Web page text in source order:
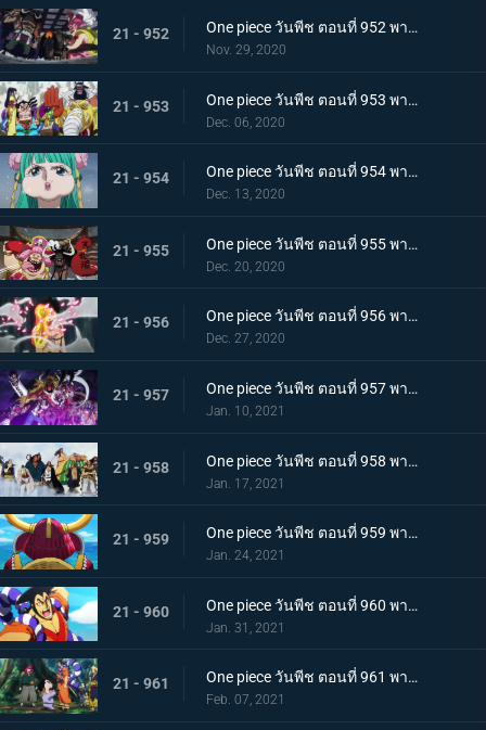
21 - 952 One piece วันพีช ตอนที่ 952 พากย์ไทย การเผชิญหน้าอย่างไม่คาดคิด! ของสี่จักรพรรดิทั้งสองคน
Nov. 29, 2020
21 - 953 One piece วันพีช ตอนที่ 953 พากย์ไทย คำสารภาพของฮิโยริ! พานพบอีกครั้งที่สะพานโออิฮิงิ
Dec. 06, 2020
21 - 954 One piece วันพีช ตอนที่ 954 พากย์ไทย ชื่อของมันคือเอ็นมะ! สุดยอดดาบของโอเด้ง!
Dec. 13, 2020
21 - 955 One piece วันพีช ตอนที่ 955 พากย์ไทย พันธมิตรใหม่? รวมพลกองกำลังไคโด!
Dec. 20, 2020
21 - 956 One piece วันพีช ตอนที่ 956 พากย์ไทย การต่อสู้ครั้งใหญ่! กลุ่มหมวกฟางเข้าโหมดต่อสู้!
Dec. 27, 2020
21 - 957 One piece วันพีช ตอนที่ 957 พากย์ไทย ข่าวใหญ่! เหตุการณ์ที่ส่งผลต่อ 7 เทพโจรสลัด!
Jan. 10, 2021
21 - 958 One piece วันพีช ตอนที่ 958 พากย์ไทย ตำนานการต่อสู้! การ์ปและโรเจอร์
Jan. 17, 2021
21 - 959 One piece วันพีช ตอนที่ 959 พากย์ไทย ท่าเรือที่นัดพบ! วะโนะคุนิองก์ 3 เริ่มแล้ว!
Jan. 24, 2021
21 - 960 One piece วันพีช ตอนที่ 960 พากย์ไทย ซามูไรอันดับหนึ่งของวะโนะคุนิ! โคสึกิ โอเด้ง มาแล้ว
Jan. 31, 2021
21 - 961 One piece วันพีช ตอนที่ 961 พากย์ไทย สาบานเป็นศิษย์ทั้งน้ำตา โอเด้งกับคินเอม่อน
Feb. 07, 2021